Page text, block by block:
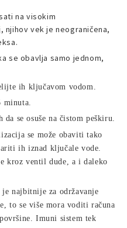
na visokim
njihov vek je neograničena,
se obavlja samo jednom,
ih ključavom vodom.
minuta.
se osuše na čistom peškiru.
se može obaviti tako
ih iznad ključale vode.
kroz ventil dude, a i daleko
najbitnije za održavanje
to se više mora voditi računa
Imuni sistem tek